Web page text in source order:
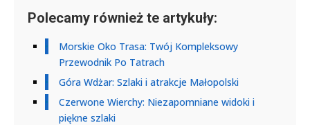
Polecamy również te artykuły:
Morskie Oko Trasa: Twój Kompleksowy
Przewodnik Po Tatrach
Góra Wdżar: Szlaki i atrakcje Małopolski
Czerwone Wierchy: Niezapomniane widoki i
piękne szlaki